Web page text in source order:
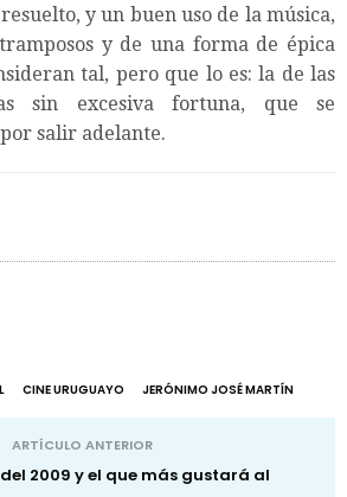
y un buen uso de la música,
y de una forma de épica
tal, pero que lo es: la de las
sin excesiva fortuna, que se
salir adelante.
CINE URUGUAYO JERÓNIMO JOSÉ MARTÍN
ARTÍCULO ANTERIOR
2009 y el que más gustará al